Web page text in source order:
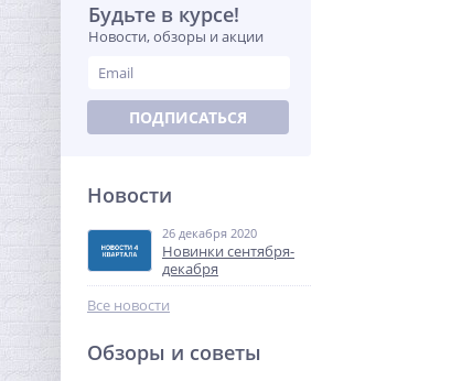
Система контроля
протечек Neptun Bugatti
Base 1/2"
22 548,80
Будьте в курсе!
Новости, обзоры и акции
ПОДПИСАТЬСЯ
Новости
26 декабря 2020
Новинки сентября-
декабря
Все новости
Обзоры и советы